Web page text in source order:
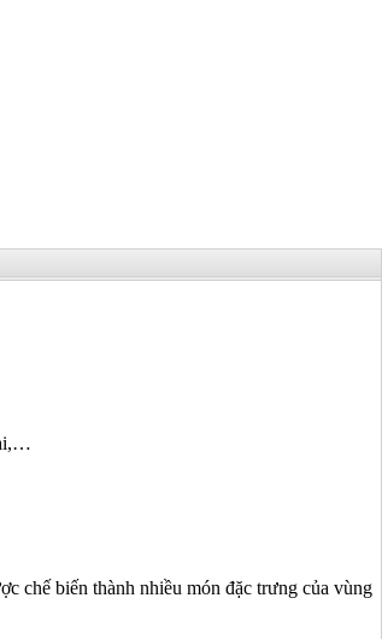
chế biến thành nhiều món đặc trưng của vùng